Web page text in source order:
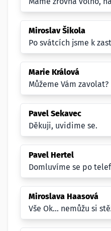
Miroslav Šikola
Po svátcích jsme k
Marie Králová
Můžeme Vám zavolat?
Pavel Sekavec
Děkuji, uvidime se.
Pavel Hertel
Domluvíme se po
Miroslava Haasová
Vše Ok... nemůžu si